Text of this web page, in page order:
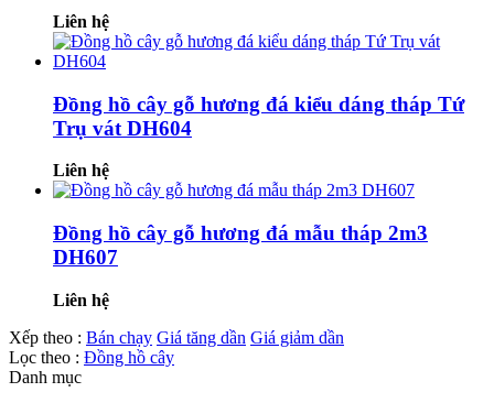
Liên hệ
Đồng hồ cây gỗ hương đá kiểu dáng tháp Tứ
Trụ vát DH604
Liên hệ
Đồng hồ cây gỗ hương đá mẫu tháp 2m3
DH607
Liên hệ
Xếp theo : Bán chạy Giá tăng dần Giá giảm dần
Lọc theo : Đồng hồ cây
Danh mục